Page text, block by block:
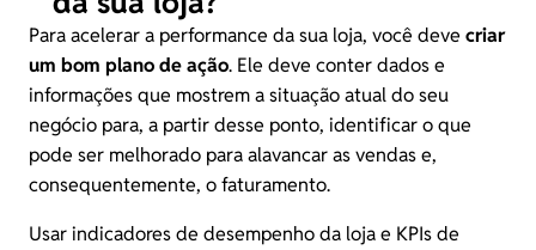
Para acelerar a performance da sua loja, você deve criar
um bom plano de ação. Ele deve conter dados e
informações que mostrem a situação atual do seu
negócio para, a partir desse ponto, identificar o que
pode ser melhorado para alavancar as vendas e,
consequentemente, o faturamento.
Usar indicadores de desempenho da loja e KPIs de